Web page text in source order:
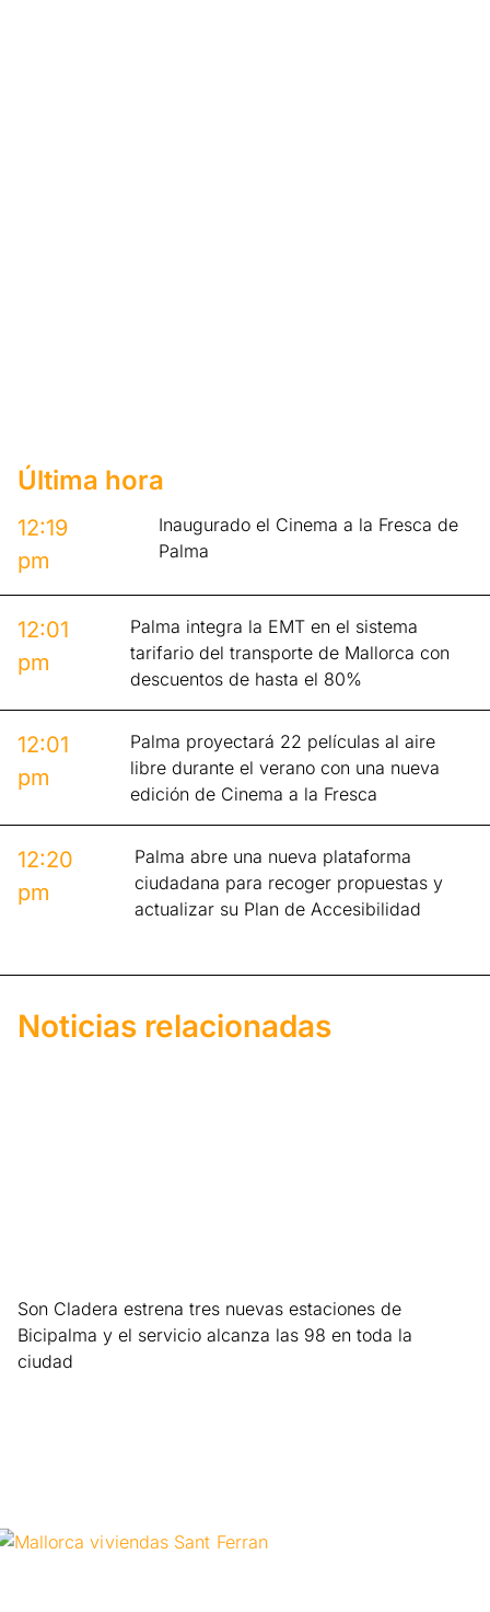
Última hora
12:19
pm
Inaugurado el Cinema a la Fresca de
Palma
12:01
pm
Palma integra la EMT en el sistema
tarifario del transporte de Mallorca con
descuentos de hasta el 80%
12:01
pm
Palma proyectará 22 películas al aire
libre durante el verano con una nueva
edición de Cinema a la Fresca
12:20
pm
Palma abre una nueva plataforma
ciudadana para recoger propuestas y
actualizar su Plan de Accesibilidad
Noticias relacionadas
Son Cladera estrena tres nuevas estaciones de
Bicipalma y el servicio alcanza las 98 en toda la
ciudad